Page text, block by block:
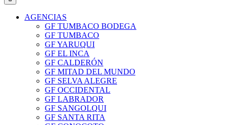
AGENCIAS
GF TUMBACO BODEGA
GF TUMBACO
GF YARUQUI
GF EL INCA
GF CALDERÓN
GF MITAD DEL MUNDO
GF SELVA ALEGRE
GF OCCIDENTAL
GF LABRADOR
GF SANGOLQUI
GF SANTA RITA